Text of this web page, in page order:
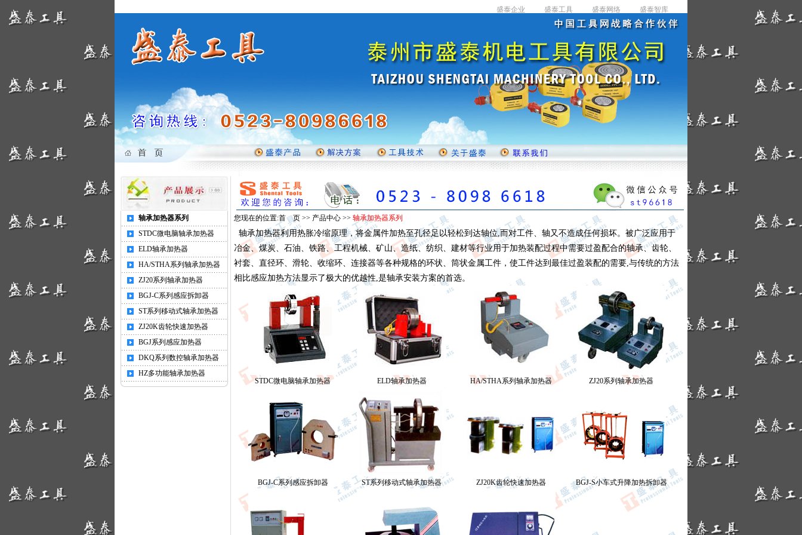
轴承加热器系列
STDC微电脑轴承加热器
ELD轴承加热器
HA/STHA系列轴承加热器
ZJ20系列轴承加热器
BGJ-C系列感应拆卸器
ST系列移动式轴承加热器
ZJ20K齿轮快速加热器
BGJ系列感应加热器
DKQ系列数控轴承加热器
HZ多功能轴承加热器
您现在的位置:首 页 >> 产品中心 >> 轴承加热器系列
轴承加热器利用热胀冷缩原理，将金属件加热至孔径足以轻松到达轴位,而对工件、轴又不造成任何损坏。被广泛应用于
冶金、煤炭、石油、铁路、工程机械、矿山、造纸、纺织、建材等行业用于加热装配过程中需要过盈配合的轴承、齿轮、
衬套、直径环、滑轮、收缩环、连接器等各种规格的环状、筒状金属工件，使工件达到最佳过盈装配的需要,与传统的方法
相比感应加热方法显示了极大的优越性,是轴承安装方案的首选。
STDC微电脑轴承加热器 ELD轴承加热器 HA/STHA系列轴承加热器 ZJ20系列轴承加热器
BGJ-C系列感应拆卸器 ST系列移动式轴承加热器 ZJ20K齿轮快速加热器 BGJ-S小车式升降加热拆卸器